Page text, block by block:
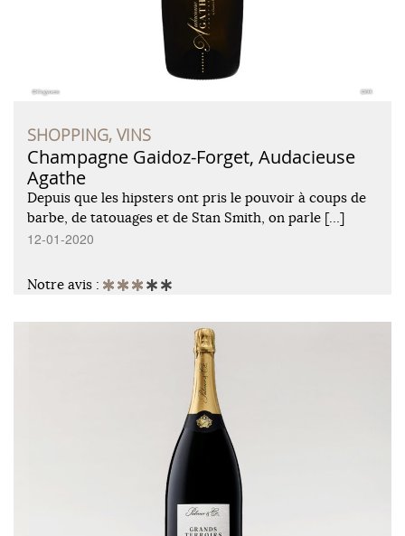
SHOPPING, VINS
Champagne Gaidoz-Forget, Audacieuse
Agathe
Depuis que les hipsters ont pris le pouvoir à coups de
barbe, de tatouages et de Stan Smith, on parle […]
12-01-2020
Notre avis :